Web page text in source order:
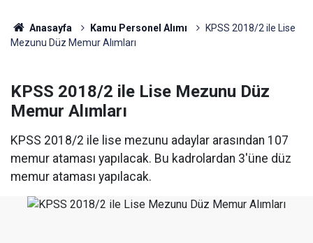
Anasayfa Kamu Personel Alımı
KPSS 2018/2 ile Lise
Mezunu Düz Memur Alımları
KPSS 2018/2 ile Lise Mezunu Düz
Memur Alımları
KPSS 2018/2 ile lise mezunu adaylar arasından 107
memur ataması yapılacak. Bu kadrolardan 3'üne düz
memur ataması yapılacak.